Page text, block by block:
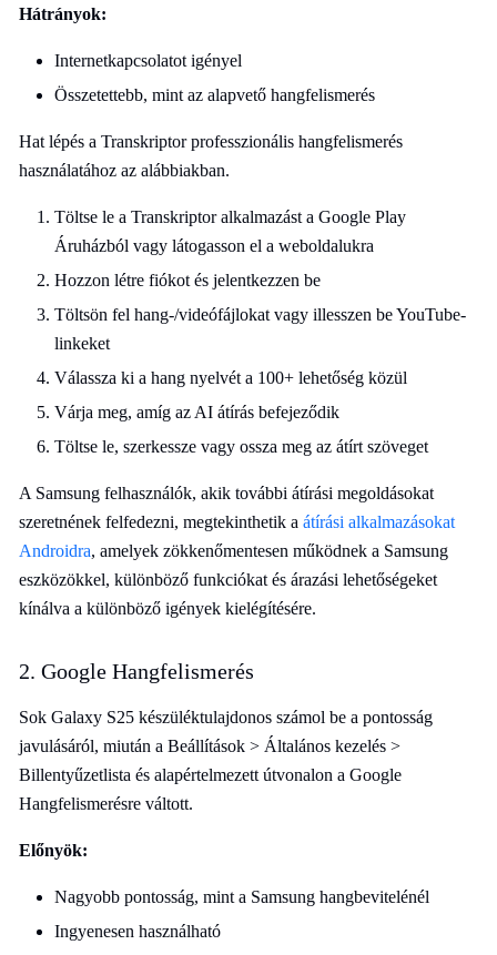
Hátrányok:
Internetkapcsolatot igényel
Összetettebb, mint az alapvető hangfelismerés
Hat lépés a Transkriptor professzionális hangfelismerés
használatához az alábbiakban.
Töltse le a Transkriptor alkalmazást a Google Play
Áruházból vagy látogasson el a weboldalukra
Hozzon létre fiókot és jelentkezzen be
Töltsön fel hang-/videófájlokat vagy illesszen be YouTube-
linkeket
Válassza ki a hang nyelvét a 100+ lehetőség közül
Várja meg, amíg az AI átírás befejeződik
Töltse le, szerkessze vagy ossza meg az átírt szöveget
A Samsung felhasználók, akik további átírási megoldásokat
szeretnének felfedezni, megtekinthetik a átírási alkalmazásokat
Androidra, amelyek zökkenőmentesen működnek a Samsung
eszközökkel, különböző funkciókat és árazási lehetőségeket
kínálva a különböző igények kielégítésére.
2. Google Hangfelismerés
Sok Galaxy S25 készüléktulajdonos számol be a pontosság
javulásáról, miután a Beállítások > Általános kezelés >
Billentyűzetlista és alapértelmezett útvonalon a Google
Hangfelismerésre váltott.
Előnyök:
Nagyobb pontosság, mint a Samsung hangbevitelénél
Ingyenesen használható